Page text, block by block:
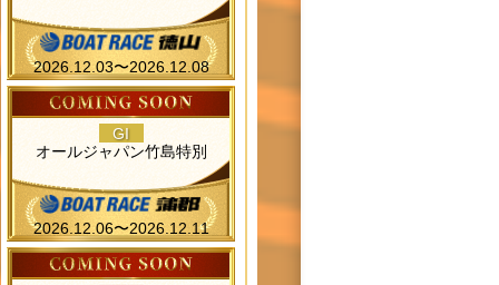
2026.12.03〜2026.12.08
GI
オールジャパン竹島特別
2026.12.06〜2026.12.11